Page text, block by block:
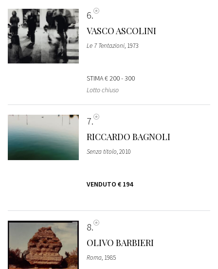
6
VASCO ASCOLINI
Le 7 Tentazioni, 1973
STIMA€ 200 - 300
Lotto chiuso
7
RICCARDO BAGNOLI
Senza titolo, 2010
VENDUTO € 194
8
OLIVO BARBIERI
Roma, 1985